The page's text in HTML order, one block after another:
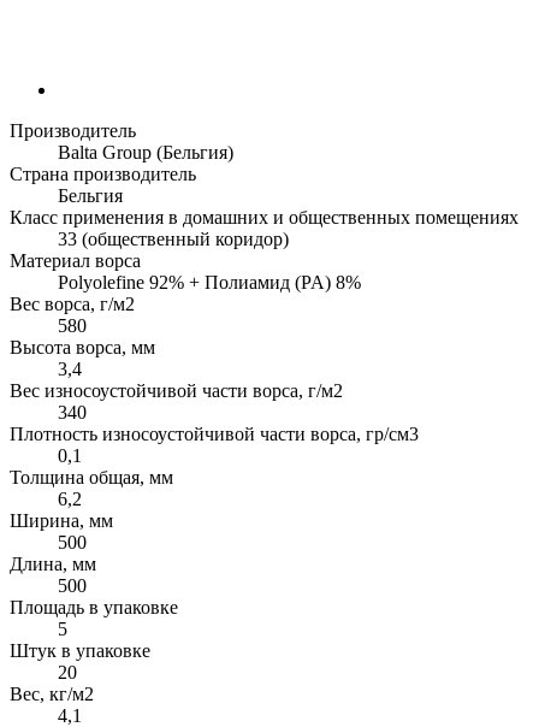
Производитель
Balta Group (Бельгия)
Страна производитель
Бельгия
Класс применения в домашних и общественных помещениях
33 (общественный коридор)
Материал ворса
Polyolefine 92% + Полиамид (PA) 8%
Вес ворса, г/м2
580
Высота ворса, мм
3,4
Вес износоустойчивой части ворса, г/м2
340
Плотность износоустойчивой части ворса, гр/см3
0,1
Толщина общая, мм
6,2
Ширина, мм
500
Длина, мм
500
Площадь в упаковке
5
Штук в упаковке
20
Вес, кг/м2
4,1